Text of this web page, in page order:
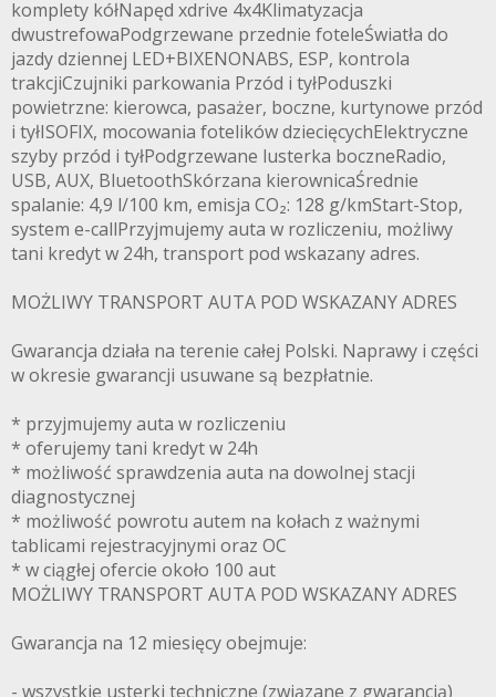
komplety kółNapęd xdrive 4x4Klimatyzacja
dwustrefowaPodgrzewane przednie foteleŚwiatła do
jazdy dziennej LED+BIXENONABS, ESP, kontrola
trakcjiCzujniki parkowania Przód i tyłPoduszki
powietrzne: kierowca, pasażer, boczne, kurtynowe przód
i tyłISOFIX, mocowania fotelików dziecięcychElektryczne
szyby przód i tyłPodgrzewane lusterka boczneRadio,
USB, AUX, BluetoothSkórzana kierownicaŚrednie
spalanie: 4,9 l/100 km, emisja CO₂: 128 g/kmStart-Stop,
system e-callPrzyjmujemy auta w rozliczeniu, możliwy
tani kredyt w 24h, transport pod wskazany adres.
MOŻLIWY TRANSPORT AUTA POD WSKAZANY ADRES
Gwarancja działa na terenie całej Polski. Naprawy i części
w okresie gwarancji usuwane są bezpłatnie.
* przyjmujemy auta w rozliczeniu
* oferujemy tani kredyt w 24h
* możliwość sprawdzenia auta na dowolnej stacji
diagnostycznej
* możliwość powrotu autem na kołach z ważnymi
tablicami rejestracyjnymi oraz OC
* w ciągłej ofercie około 100 aut
MOŻLIWY TRANSPORT AUTA POD WSKAZANY ADRES
Gwarancja na 12 miesięcy obejmuje:
- wszystkie usterki techniczne (związane z gwarancją)